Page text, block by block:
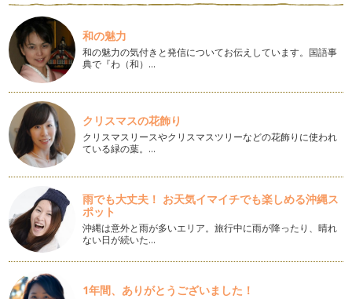
誰とでも仲良く遊べない子って心配？
同年齢の子どもたちの中に、すっと入って行ける子と、なかな
か行けない子がいますね。 …
子どもの言い分、どこまで聴く？
先日子育てに関するトークライブの打ち合わせをしていた時に
「子どもの言うことをききすぎている…
愛してると言って！
以前「子どもの愛が重たい時」というコラムを書きましたが、
今回は「子どもから愛を確かめられる…
パパと意見が違う時、どうしたらいいの？
夫婦で育児の意見が違うことはよくあること。 今日はいただ
いたご質問を一緒に考えてみ…
イライラの素はどこにある？
毎日を、笑顔でハッピーに過ごしたい。そう願っているはずな
のに、ちょっとしたことで怒りがバク…
和の魅力
和の魅力の気付きと発信についてお伝えしています。国語事
典で『わ（和）…
クリスマスの花飾り
クリスマスリースやクリスマスツリーなどの花飾りに使われ
ている緑の葉。…
雨でも大丈夫！ お天気イマイチでも楽しめる沖縄ス
ポット
沖縄は意外と雨が多いエリア。旅行中に雨が降ったり、晴れ
ない日が続いた…
1年間、ありがとうございました！